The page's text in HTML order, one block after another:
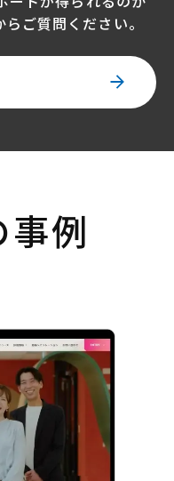
ご質問ください。
事例